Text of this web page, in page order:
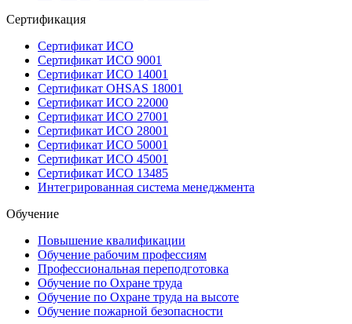
Сертификация
Сертификат ИСО
Сертификат ИСО 9001
Сертификат ИСО 14001
Сертификат OHSAS 18001
Сертификат ИСО 22000
Сертификат ИСО 27001
Сертификат ИСО 28001
Сертификат ИСО 50001
Сертификат ИСО 45001
Сертификат ИСО 13485
Интегрированная система менеджмента
Обучение
Повышение квалификации
Обучение рабочим профессиям
Профессиональная переподготовка
Обучение по Охране труда
Обучение по Охране труда на высоте
Обучение пожарной безопасности